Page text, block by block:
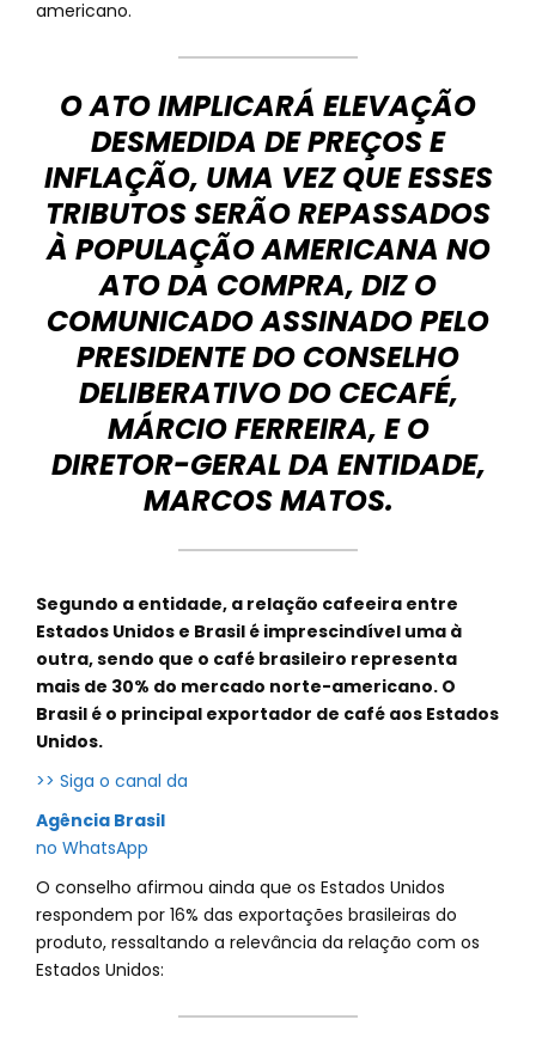
americano.
O ATO IMPLICARÁ ELEVAÇÃO
DESMEDIDA DE PREÇOS E
INFLAÇÃO, UMA VEZ QUE ESSES
TRIBUTOS SERÃO REPASSADOS
À POPULAÇÃO AMERICANA NO
ATO DA COMPRA, DIZ O
COMUNICADO ASSINADO PELO
PRESIDENTE DO CONSELHO
DELIBERATIVO DO CECAFÉ,
MÁRCIO FERREIRA, E O
DIRETOR-GERAL DA ENTIDADE,
MARCOS MATOS.
Segundo a entidade, a relação cafeeira entre
Estados Unidos e Brasil é imprescindível uma à
outra, sendo que o café brasileiro representa
mais de 30% do mercado norte-americano. O
Brasil é o principal exportador de café aos Estados
Unidos.
>> Siga o canal da
Agência Brasil
no WhatsApp
O conselho afirmou ainda que os Estados Unidos
respondem por 16% das exportações brasileiras do
produto, ressaltando a relevância da relação com os
Estados Unidos: